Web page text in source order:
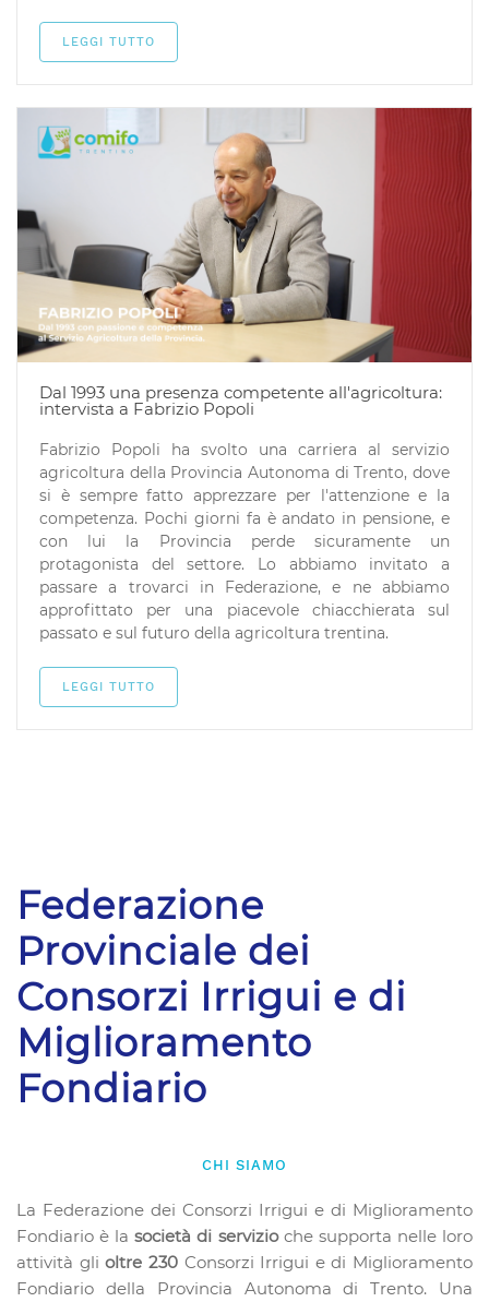
LEGGI TUTTO
Dal 1993 una presenza competente all'agricoltura:
intervista a Fabrizio Popoli
Fabrizio Popoli ha svolto una carriera al servizio
agricoltura della Provincia Autonoma di Trento, dove
si è sempre fatto apprezzare per l'attenzione e la
competenza. Pochi giorni fa è andato in pensione, e
con lui la Provincia perde sicuramente un
protagonista del settore. Lo abbiamo invitato a
passare a trovarci in Federazione, e ne abbiamo
approfittato per una piacevole chiacchierata sul
passato e sul futuro della agricoltura trentina.
LEGGI TUTTO
Federazione
Provinciale dei
Consorzi Irrigui e di
Miglioramento
Fondiario
CHI SIAMO
La Federazione dei Consorzi Irrigui e di Miglioramento
Fondiario è lasocietà di servizioche supporta nelle loro
attività glioltre 230Consorzi Irrigui e di Miglioramento
Fondiario della Provincia Autonoma di Trento. Una